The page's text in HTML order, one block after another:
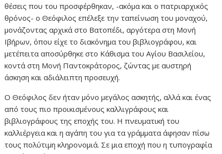
θέσεις που του προσφέρθηκαν, -ακόμα και ο πατριαρχικός
θρόνος- ο Θεόφιλος επέλεξε την ταπείνωση του μοναχού,
μονάζοντας αρχικά στο Βατοπέδι, αργότερα στη Μονή
Ιβήρων, όπου είχε το διακόνημα του βιβλιογράφου, και
μετέπειτα αποσύρθηκε στο Κάθισμα του Αγίου Βασιλείου,
κοντά στη Μονή Παντοκράτορος, ζώντας με αυστηρή
άσκηση και αδιάλειπτη προσευχή.
Ο Θεόφιλος δεν ήταν μόνο μεγάλος ασκητής, αλλά και ένας
από τους πιο προικισμένους καλλιγράφους και
βιβλιογράφους της εποχής του. Η πνευματική του
καλλιέργεια και η αγάπη του για τα γράμματα άφησαν πίσω
τους πολύτιμη κληρονομιά. Σε μια εποχή που η τυπογραφία